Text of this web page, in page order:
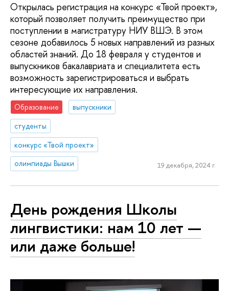
Открылась регистрация на конкурс «Твой проект»,
который позволяет получить преимущество при
поступлении в магистратуру НИУ ВШЭ. В этом
сезоне добавилось 5 новых направлений из разных
областей знаний. До 18 февраля у студентов и
выпускников бакалавриата и специалитета есть
возможность зарегистрироваться и выбрать
интересующие их направления.
Образование
выпускники
студенты
конкурс «Твой проект»
олимпиады Вышки
19 декабря, 2024 г.
День рождения Школы
лингвистики: нам 10 лет —
или даже больше!